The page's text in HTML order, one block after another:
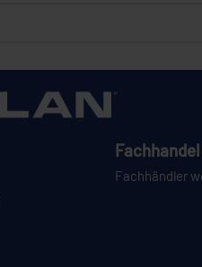
Fachhändler